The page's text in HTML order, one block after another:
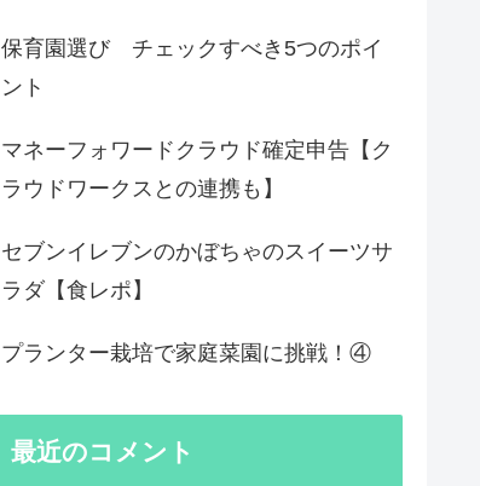
保育園選び チェックすべき5つのポイ
ント
マネーフォワードクラウド確定申告【ク
ラウドワークスとの連携も】
セブンイレブンのかぼちゃのスイーツサ
ラダ【食レポ】
プランター栽培で家庭菜園に挑戦！④
最近のコメント